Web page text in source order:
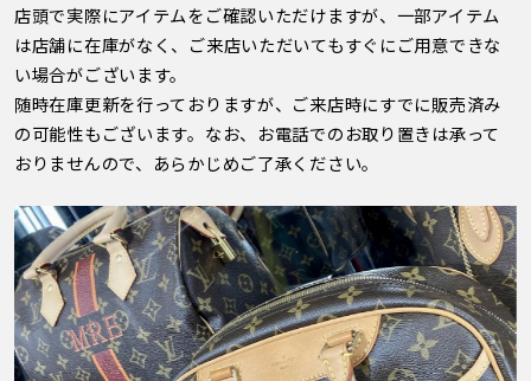
店頭で実際にアイテムをご確認いただけますが、一部アイテム
は店舗に在庫がなく、ご来店いただいてもすぐにご用意できな
い場合がございます。
随時在庫更新を行っておりますが、ご来店時にすでに販売済み
の可能性もございます。なお、お電話でのお取り置きは承って
おりませんので、あらかじめご了承ください。